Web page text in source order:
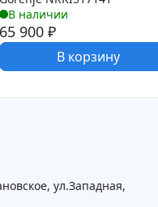
В наличии
65 900 ₽
В корзину
ул.Западная,